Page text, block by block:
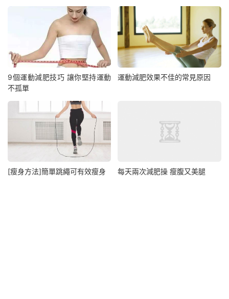
9個運動減肥技巧 讓你堅持運動
不孤單
運動減肥效果不佳的常見原因
[瘦身方法]簡單跳繩可有效瘦身 每天兩次減肥操 瘦腹又美腿